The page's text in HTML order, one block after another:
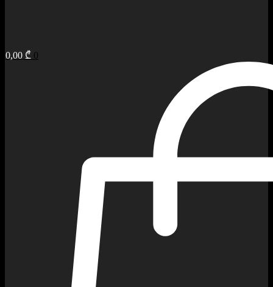
0,00 ₾ 0